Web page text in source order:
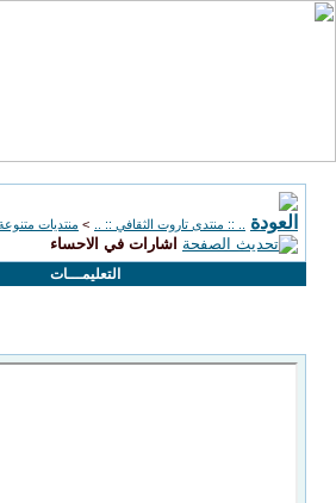
.. :: منتدى تاروت الثقافي :: .. > منتديات
اشارات في الاحساء
التعليمـــات